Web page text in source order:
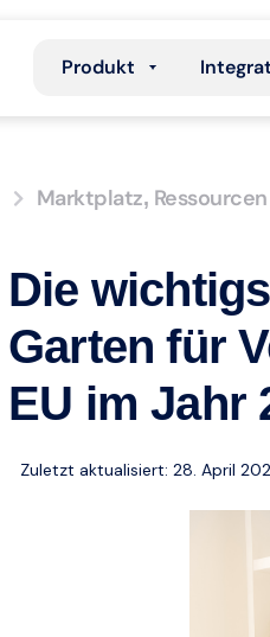
Produkt
Marktplatz, Ressourcen
Die
Garten für
EU im Jahr
Zuletzt aktualisiert: 28. April